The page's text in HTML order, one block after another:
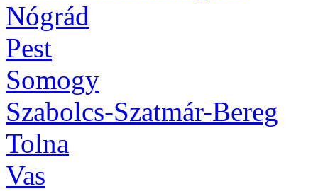
Nógrád
Pest
Somogy
Szabolcs-Szatmár-Bereg
Tolna
Vas